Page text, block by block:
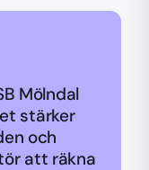
Mölndal
stärker
och
att räkna